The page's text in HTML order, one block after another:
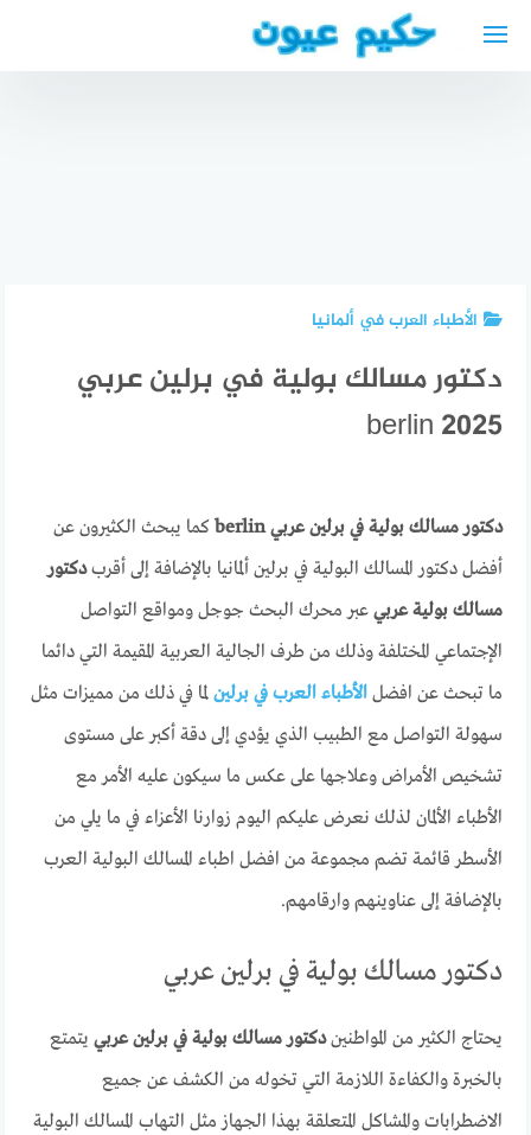
الأطباء العرب في ألمانيا
دكتور مسالك بولية في برلين عربي
2025 berlin
دكتور مسالك بولية في برلين عربي berlin
كما يبحث الكثيرون عن
أفضل دكتور المسالك البولية في برلين ألمانيا بالإضافة إلى أقربدكتور
مسالك بولية عربي عبر محرك البحث جوجل ومواقع التواصل
الإجتماعي المختلفة وذلك من طرف الجالية العربية المقيمة التي دائما
ما تبحث عن افضلالأطباء العرب في برلين لما في ذلك من مميزات مثل
سهولة التواصل مع الطبيب الذي يؤدي إلى دقة أكبر على مستوى
تشخيص الأمراض وعلاجها على عكس ما سيكون عليه الأمر مع
الأطباء الألمان لذلك نعرض عليكم اليوم زوارنا الأعزاء في ما يلي من
الأسطر قائمة تضم مجموعة من افضل اطباء المسالك البولية العرب
بالإضافة إلى عناوينهم وارقامهم.
دكتور مسالك بولية في برلين عربي
يحتاج الكثير من المواطنيندكتور مسالك بولية في برلين عربي يتمتع
بالخبرة والكفاءة اللازمة التي تخوله من الكشف عن جميع
الاضطرابات والمشاكل المتعلقة بهذا الجهاز مثل التهاب المسالك البولية